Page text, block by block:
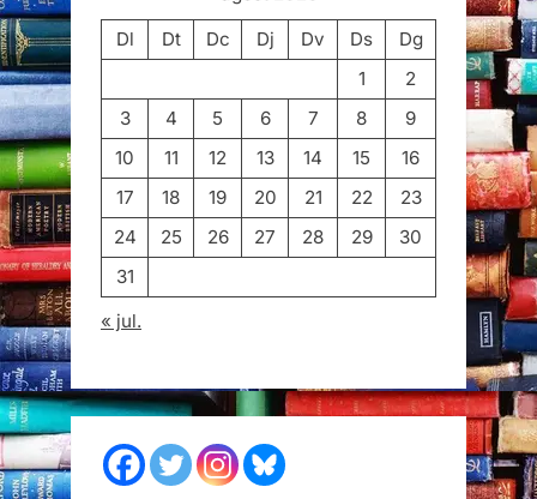
Dl
Dt Dc Dj Dv Ds
Dg
1
2
3
4 5 6 7 8
9
10
11 12 13 14 15
16
17
18 19 20 21 22
23
24
25 26 27 28 29
30
31
« jul.